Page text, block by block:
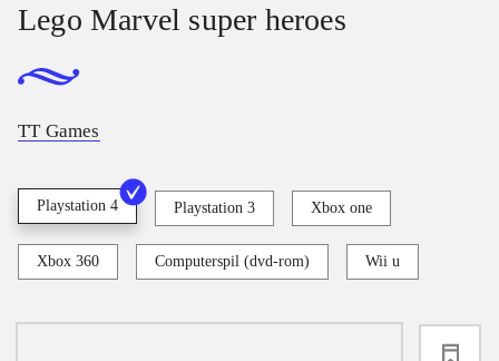
Lego Marvel super heroes
TT Games
Playstation 4 Playstation 3 Xbox one
Xbox 360 Computerspil (dvd-rom) Wii u